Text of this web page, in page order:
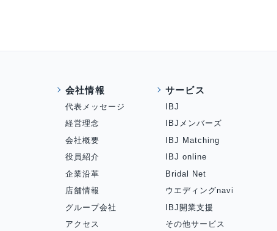
会社情報
代表メッセージ
経営理念
会社概要
役員紹介
企業沿革
店舗情報
グループ会社
アクセス
サービス
IBJ
IBJメンバーズ
IBJ Matching
IBJ online
Bridal Net
ウエディングnavi
IBJ開業支援
その他サービス